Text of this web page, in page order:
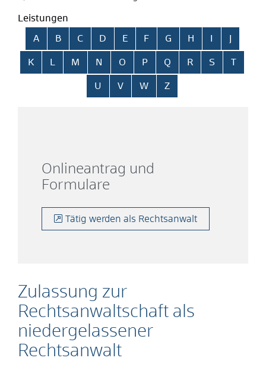
Leistungen
Alphabetisches Register überspringen
A B C D E F G H
K L M N O P Q R S T
U V W Z
Zulassung zur
Rechtsanwaltschaft als
niedergelassener
Rechtsanwalt
Onlineantrag und
Formulare
Tätig werden als Rechtsanwalt